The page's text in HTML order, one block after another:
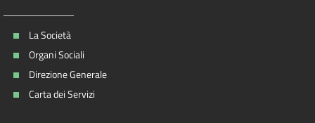
La Società
Organi Sociali
Direzione Generale
Carta dei Servizi